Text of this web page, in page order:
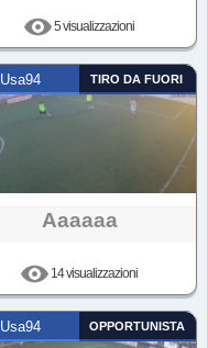
5 visualizzazioni
Usa94 TIRO DA FUORI
Aaaaaa
14 visualizzazioni
Usa94 OPPORTUNISTA